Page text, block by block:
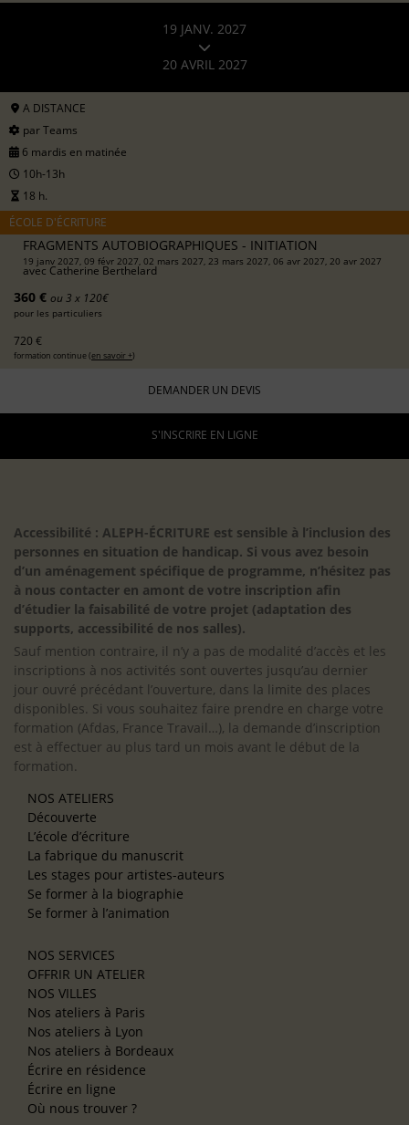
19 JANV. 2027
20 AVRIL 2027
A DISTANCE
par Teams
6 mardis en matinée
10h-13h
18 h.
ÉCOLE D'ÉCRITURE
FRAGMENTS AUTOBIOGRAPHIQUES - INITIATION
19 janv 2027, 09 févr 2027, 02 mars 2027, 23 mars 2027, 06 avr 2027, 20 avr 2027
avec Catherine Berthelard
360 € ou 3 x 120€
pour les particuliers
720 €
formation continue (en savoir +)
DEMANDER UN DEVIS
S'INSCRIRE EN LIGNE
Accessibilité : ALEPH-ÉCRITURE est sensible à l’inclusion des
personnes en situation de handicap. Si vous avez besoin
d’un aménagement spécifique de programme, n’hésitez pas
à nous contacter en amont de votre inscription afin
d’étudier la faisabilité de votre projet (adaptation des
supports, accessibilité de nos salles).
Sauf mention contraire, il n’y a pas de modalité d’accès et les
inscriptions à nos activités sont ouvertes jusqu’au dernier
jour ouvré précédant l’ouverture, dans la limite des places
disponibles. Si vous souhaitez faire prendre en charge votre
formation (Afdas, France Travail…), la demande d’inscription
est à effectuer au plus tard un mois avant le début de la
formation.
NOS ATELIERS
Découverte
L’école d’écriture
La fabrique du manuscrit
Les stages pour artistes-auteurs
Se former à la biographie
Se former à l’animation
NOS SERVICES
OFFRIR UN ATELIER
NOS VILLES
Nos ateliers à Paris
Nos ateliers à Lyon
Nos ateliers à Bordeaux
Écrire en résidence
Écrire en ligne
Où nous trouver ?